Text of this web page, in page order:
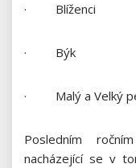
· Blíženci
· Býk
· Malý a Velký
Posledním
nacházející se v